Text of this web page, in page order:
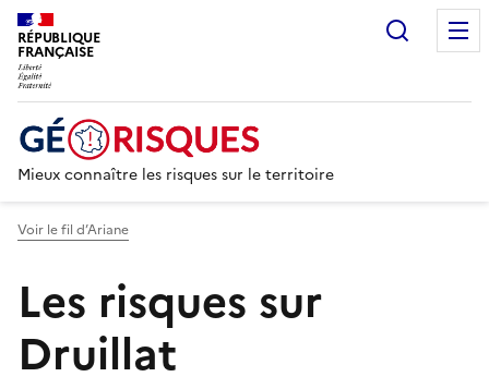
RÉPUBLIQUE
FRANÇAISE
Mieux connaître les risques sur le territoire
Voir le fil d’Ariane
Les risques sur
Druillat